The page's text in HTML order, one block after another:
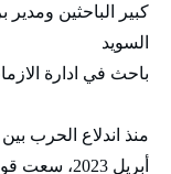
كبير الباحثين
السويد
باحث في ادارة
منذ اندلاع الحرب
أبريل